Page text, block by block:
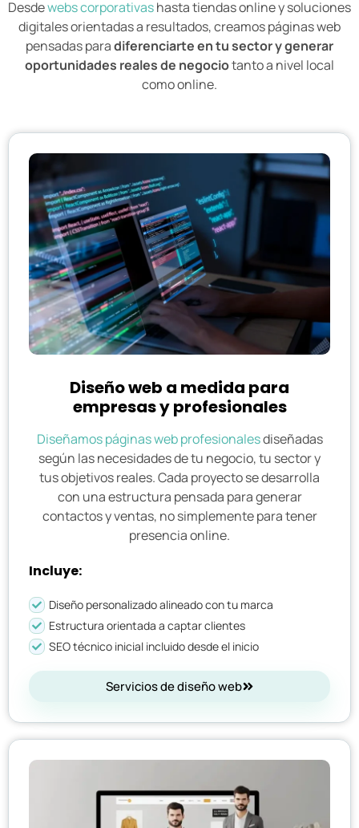
Desdewebs corporativashasta tiendas online y soluciones
digitales orientadas a resultados, creamos páginas web
pensadas paradiferenciarte en tu sector y generar
oportunidades reales de negociotanto a nivel local
como online.
Diseño web a medida para
empresas y profesionales
Diseñamos páginas web profesionalesdiseñadas
según las necesidades de tu negocio, tu sector y
tus objetivos reales. Cada proyecto se desarrolla
con una estructura pensada para generar
contactos y ventas, no simplemente para tener
presencia online.
Incluye:
Diseño personalizado alineado con tu marca
Estructura orientada a captar clientes
SEO técnico inicial incluido desde el inicio
Servicios de diseño web